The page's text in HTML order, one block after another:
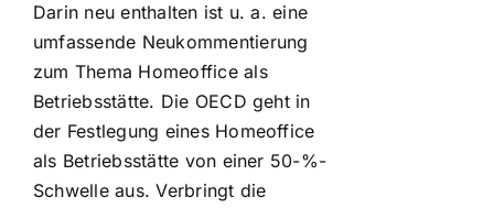
Darin neu enthalten ist u. a. eine
umfassende Neukommentierung
zum Thema Homeoffice als
Betriebsstätte. Die OECD geht in
der Festlegung eines Homeoffice
als Betriebsstätte von einer 50-%-
Schwelle aus. Verbringt die